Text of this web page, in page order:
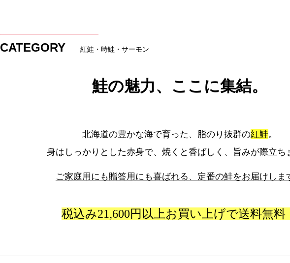
CATEGORY 紅鮭・時鮭・サーモン
鮭の魅力、ここに集結。
北海道の豊かな海で育った、脂のり抜群の紅鮭。
身はしっかりとした赤身で、焼くと香ばしく、旨みが際立ち
ご家庭用にも贈答用にも喜ばれる、定番の鮭をお届けしま
税込み21,600円以上お買い上げで送料無料